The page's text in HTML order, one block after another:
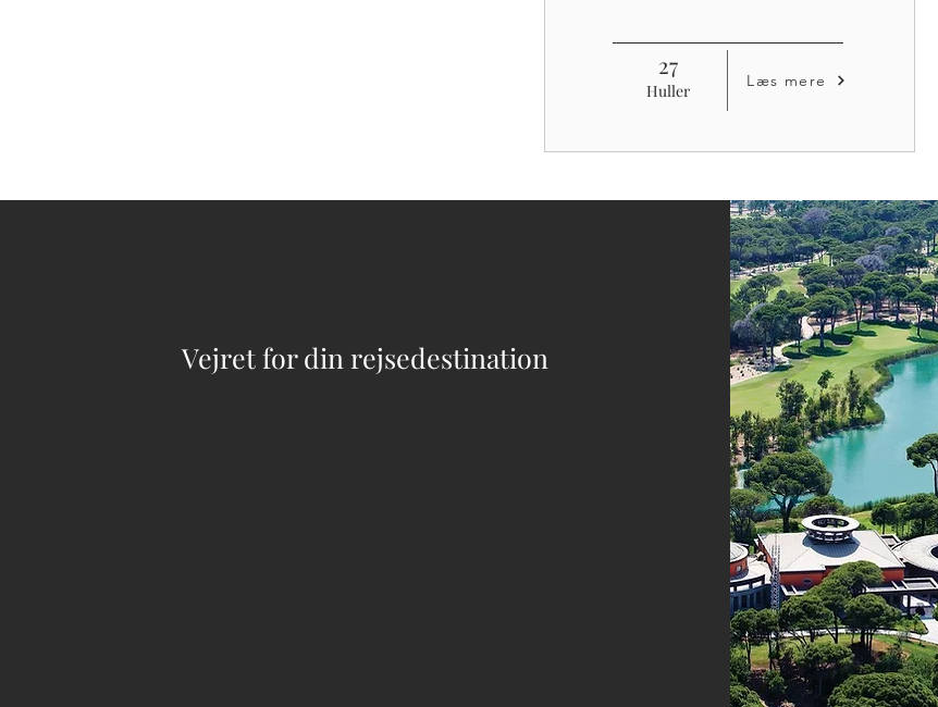
27
Huller Læs mere
Vejret for din rejsedestination